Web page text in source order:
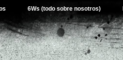
6Ws (todo sobre nosotros)